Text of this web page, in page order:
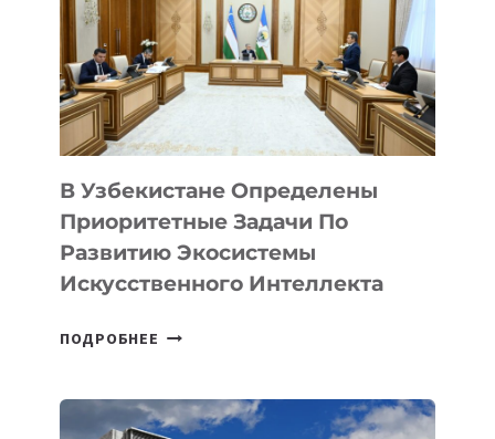
В Узбекистане Определены
Приоритетные Задачи По
Развитию Экосистемы
Искусственного Интеллекта
ПОДРОБНЕЕ
ПРИОРИТЕТНЫЕ